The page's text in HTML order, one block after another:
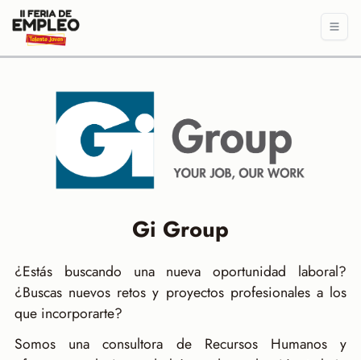
Gi Group
¿Estás buscando una nueva oportunidad laboral?
¿Buscas nuevos retos y proyectos profesionales a los
que incorporarte?
Somos una consultora de Recursos Humanos y